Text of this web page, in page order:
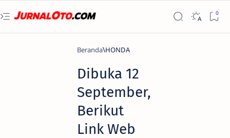
Beranda HONDA
​Dibuka 12
September,
Berikut
Link Web